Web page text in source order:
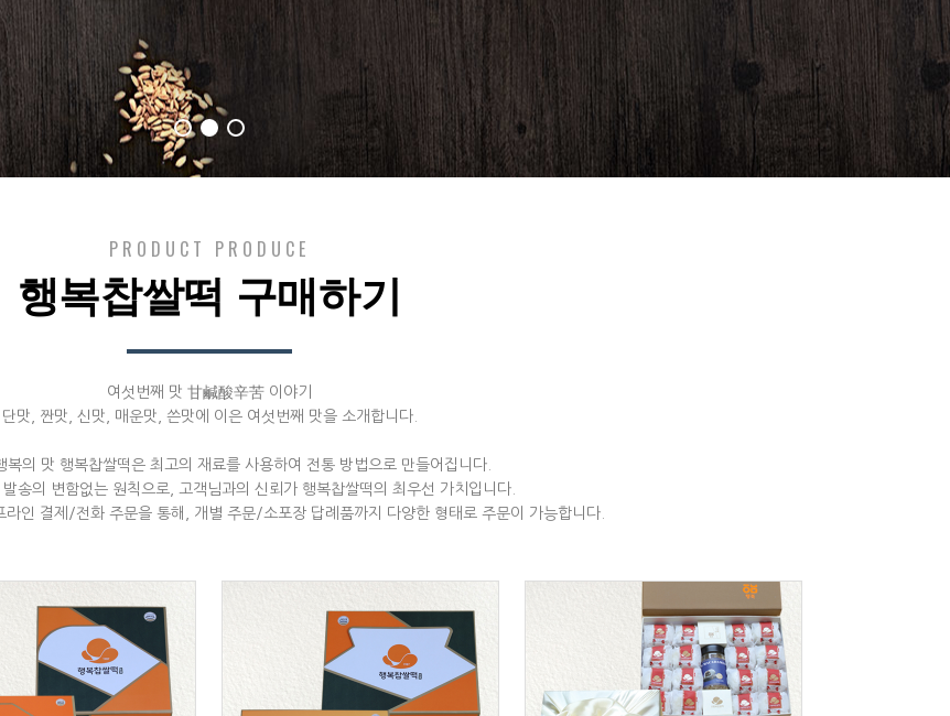
PRODUCT PRODUCE
행복찹쌀떡 구매하기
여섯번째 맛 甘鹹酸辛苦 이야기
단맛, 짠맛, 신맛, 매운맛, 쓴맛에 이은 여섯번째 맛을 소개합니다.
복의 맛 행복찹쌀떡은 최고의 재료를 사용하여 전통 방법으로 만들어집니다.
송의 변함없는 원칙으로, 고객님과의 신뢰가 행복찹쌀떡의 최우선 가치입니다.
인 결제/전화 주문을 통해, 개별 주문/소포장 답례품까지 다양한 형태로 주문이 가능합니다.